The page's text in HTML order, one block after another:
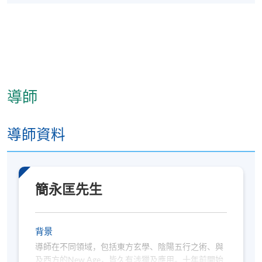
導師
導師資料
簡永匡先生
背景
導師在不同領域，包括東方玄學、陰陽五行之術、與
及西方的New Age，皆久有涉獵及應用。十年前開始